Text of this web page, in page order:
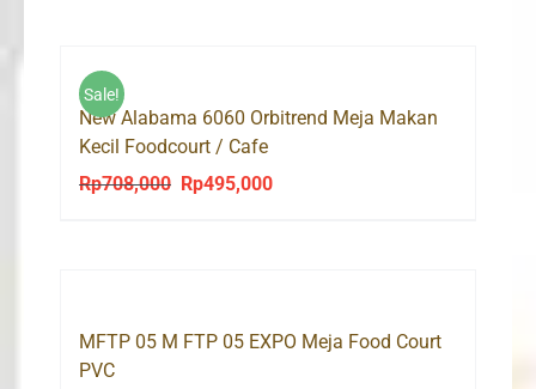
Sale!
New Alabama 6060 Orbitrend Meja Makan
Kecil Foodcourt / Cafe
Rp708,000
Original
Rp495,000Current
MFTP 05 M FTP 05 EXPO Meja Food Court
PVC